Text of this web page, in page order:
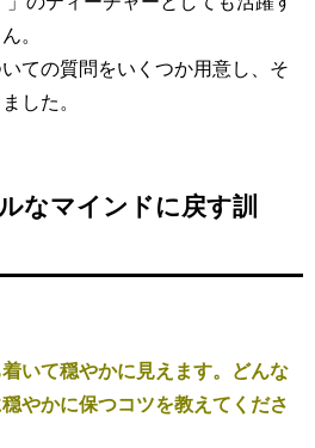
。
ての質問をいくつか用意し、そ
した。
なマインドに戻す訓
いて穏やかに見えます。どんな
やかに保つコツを教えてくださ